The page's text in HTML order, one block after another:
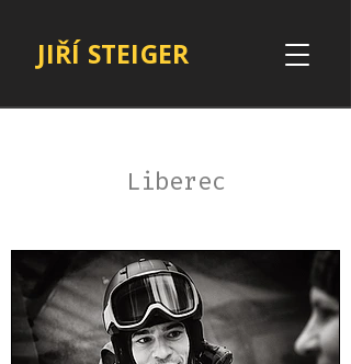
JIŘÍ STEIGER
Liberec